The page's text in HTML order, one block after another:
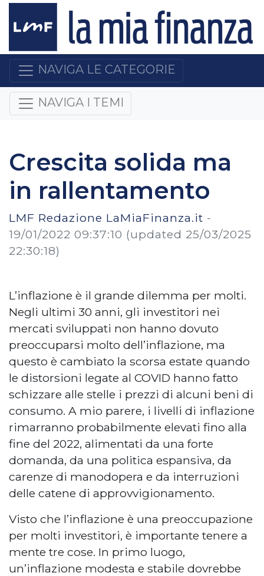
NAVIGA LE CATEGORIE
NAVIGA I TEMI
Crescita solida ma
in rallentamento
LMF Redazione LaMiaFinanza.it -
19/01/2022 09:37:10 (updated 25/03/2025
22:30:18)
L’inflazione è il grande dilemma per molti.
Negli ultimi 30 anni, gli investitori nei
mercati sviluppati non hanno dovuto
preoccuparsi molto dell’inflazione, ma
questo è cambiato la scorsa estate quando
le distorsioni legate al COVID hanno fatto
schizzare alle stelle i prezzi di alcuni beni di
consumo. A mio parere, i livelli di inflazione
rimarranno probabilmente elevati fino alla
fine del 2022, alimentati da una forte
domanda, da una politica espansiva, da
carenze di manodopera e da interruzioni
delle catene di approvvigionamento.
Visto che l’inflazione è una preoccupazione
per molti investitori, è importante tenere a
mente tre cose. In primo luogo,
un’inflazione modesta e stabile dovrebbe